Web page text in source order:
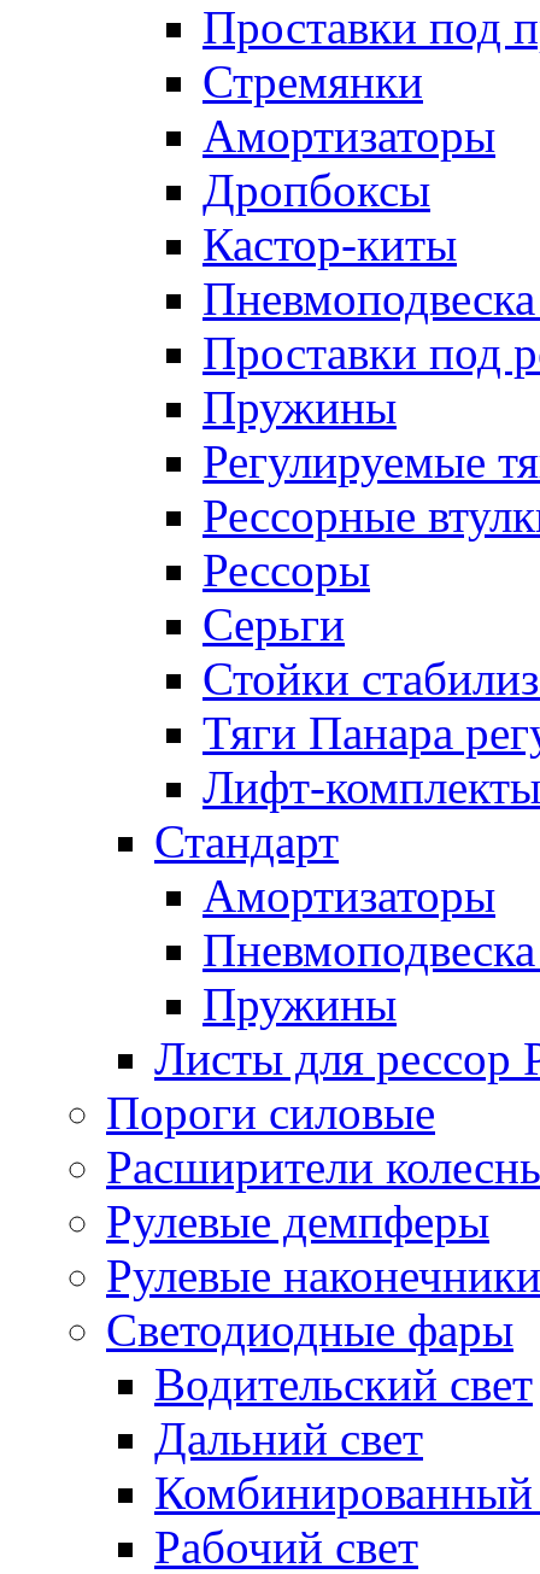
Проставки под
Стремянки
Амортизаторы
Дропбоксы
Кастор-киты
Проставки под
Пружины
Регулируемые
Рессорные
Рессоры
Серьги
Стойки
Тяги Панара
Лифт-
Стандарт
Амортизаторы
Пружины
Листы для
Пороги силовые
Расширители
Рулевые демпферы
Рулевые наконечники
Светодиодные фары
Водительский свет
Дальний свет
Комбинированный
Рабочий свет